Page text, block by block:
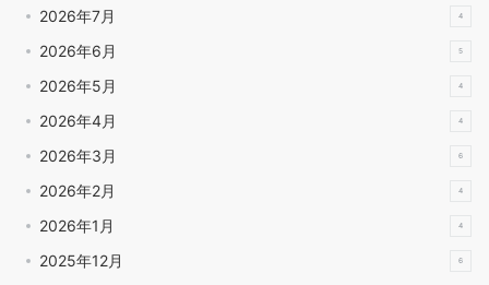
2026年7月 4
2026年6月 5
2026年5月 4
2026年4月 4
2026年3月 6
2026年2月 4
2026年1月 4
2025年12月 6